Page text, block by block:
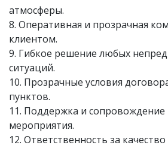
атмосферы.
8. Оперативная и прозрачная
клиентом.
9. Гибкое решение любых
ситуаций.
10. Прозрачные условия
пунктов.
11. Поддержка и сопровождение
мероприятия.
12. Ответственность за качество